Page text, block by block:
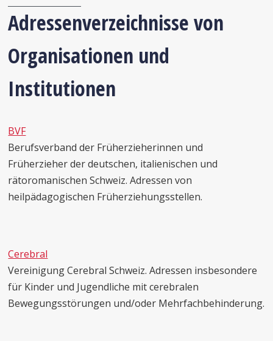
Adressenverzeichnisse von
Organisationen und
Institutionen
BVF
Berufsverband der Früherzieherinnen und
Früherzieher der deutschen, italienischen und
rätoromanischen Schweiz. Adressen von
heilpädagogischen Früherziehungsstellen.
Cerebral
Vereinigung Cerebral Schweiz. Adressen insbesondere
für Kinder und Jugendliche mit cerebralen
Bewegungsstörungen und/oder Mehrfachbehinderung.